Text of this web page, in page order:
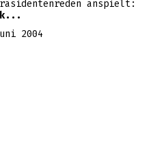
anspielt:
2004